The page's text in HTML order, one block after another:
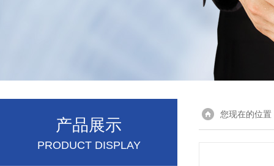
产品展示
PRODUCT DISPLAY
您现在的位置